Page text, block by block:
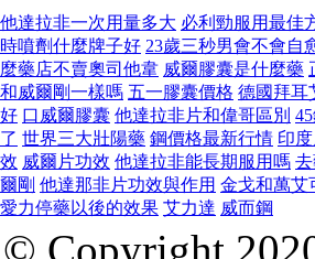
他達拉非一次用量多大 必利勁服用最佳
時噴劑什麼牌子好 23歲三秒男會不會自
麼藥店不賣奧司他韋 威爾膠囊是什麼藥
和威爾剛一樣嗎 五一膠囊價格 德國拜耳
好 口威爾膠囊 他達拉非片和偉哥區別
了 世界三大壯陽藥 鋼價格最新行情 印
效 威爾片功效 他達拉非能長期服用嗎
爾剛 他達那非片功效與作用 金戈和萬艾
愛力停藥以後的效果 艾力達 威而鋼
© Copyright